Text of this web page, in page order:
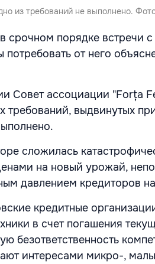
из требований не выполнено.
срочном порядке встречи
от него
Совет ассоциации "Forța
требований, выдвинутых
сложилась
на новый урожай,
давлением кредиторов
кредитные
в счет погашения
интересами микро-,